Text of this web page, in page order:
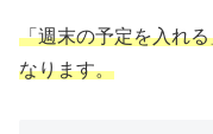
「週末の予定を入れ
なります。